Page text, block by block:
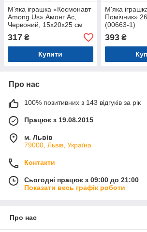
М'яка іграшка «Космонавт
Among Us» Амонг Ас,
Червоний, 15х20х25 см
(00006-04)
317 ₴
Купити
М'яка
Помічник»
(00663-1)
393₴
Про нас
100% позитивних з 143 відгуків за рік
Працює з 19.08.2015
м. Львів
79000, Львів, Україна
Контакти
Сьогодні працює з 09:00 до 21:00
Показати весь графік роботи
Про нас